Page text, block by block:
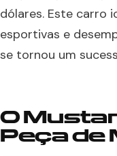
dólares. Este carro
esportivas e
se tornou um
O
Peça de